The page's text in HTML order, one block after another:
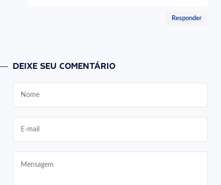
Responder
DEIXE SEU COMENTÁRIO